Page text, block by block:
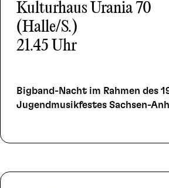
Kulturhaus Urania 70
(Halle/S.)
21.45 Uhr
Bigband-Nacht im Rahmen des
Jugendmusikfestes Sachsen-